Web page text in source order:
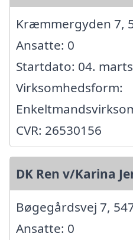
Kræmmergyden 7,
Ansatte: 0
Startdato: 04.
Virksomhedsform:
CVR: 26530156
DK Ren v/Karina
Bøgegårdsvej 7,
Ansatte: 0